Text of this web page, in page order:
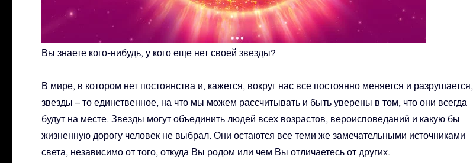
Вы знаете кого-нибудь, у кого еще нет своей звезды?
В мире, в котором нет постоянства и, кажется, вокруг нас все постоянно меняется и разрушается,
звезды – то единственное, на что мы можем рассчитывать и быть уверены в том, что они всегда
будут на месте. Звезды могут объединить людей всех возрастов, вероисповеданий и какую бы
жизненную дорогу человек не выбрал. Они остаются все теми же замечательными источниками
света, независимо от того, откуда Вы родом или чем Вы отличаетесь от других.